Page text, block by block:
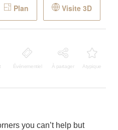
Plan Visite 3D
Événementiel À partager Atypique
you can’t help but